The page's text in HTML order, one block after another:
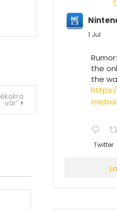
vár”
1 Jul
the
the
Twitter